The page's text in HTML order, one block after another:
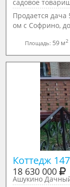
садовое
Продается
ом с Софрино,
Площадь: 59 м2
Коттедж
18 630 000
Ашукино